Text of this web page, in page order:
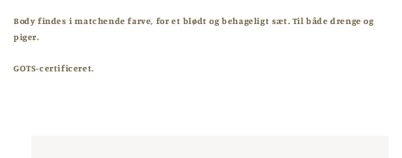
Body findes i matchende farve, for et blødt og behageligt sæt. Til både drenge og
piger.
GOTS-certificeret.